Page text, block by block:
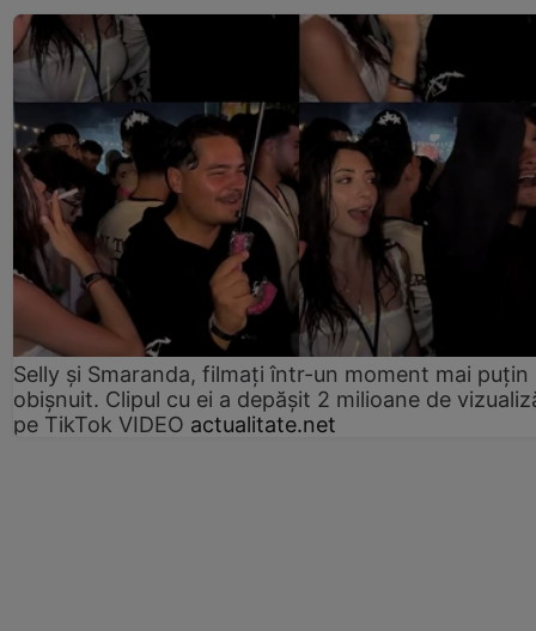
Selly și Smaranda, filmați într-un moment mai puțin
obișnuit. Clipul cu ei a depășit 2 milioane de
pe TikTok VIDEO actualitate.net